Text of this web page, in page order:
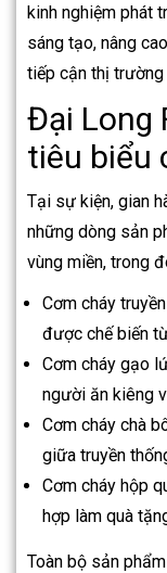
kinh nghiệm phát
sáng tạo, nâng
tiếp cận thị trường
Đại Long
tiêu biểu
Tại sự kiện, gian
những dòng sản
vùng miền, trong
Cơm cháy
được chế biến
Cơm cháy gạo
người ăn kiêng
Cơm cháy chà
giữa truyền
Cơm cháy hộp
hợp làm quà
Toàn bộ sản